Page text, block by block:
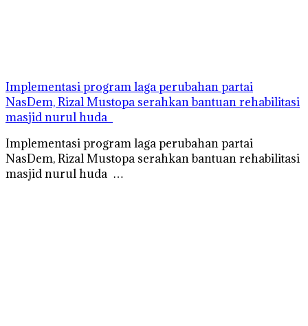
Implementasi program laga perubahan partai
NasDem, Rizal Mustopa serahkan bantuan rehabilitasi
masjid nurul huda
Implementasi program laga perubahan partai
NasDem, Rizal Mustopa serahkan bantuan rehabilitasi
masjid nurul huda …